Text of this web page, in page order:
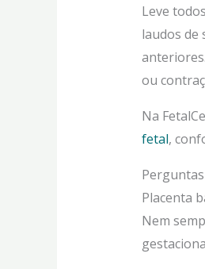
Leve
laudos de
ou
Na
fetal,
Placenta
Nem